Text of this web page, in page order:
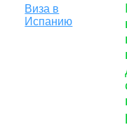
Виза в
Испанию